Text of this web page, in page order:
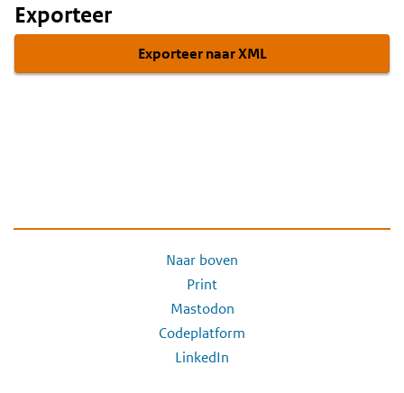
Exporteer
Exporteer naar XML
Naar boven
Print
Mastodon
Codeplatform
LinkedIn